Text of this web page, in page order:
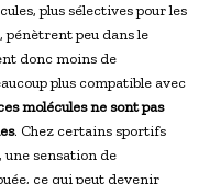
plus sélectives pour les
pénètrent peu dans le
donc moins de
plus compatible avec
molécules ne sont pas
. Chez certains sportifs
une sensation de
ce qui peut devenir